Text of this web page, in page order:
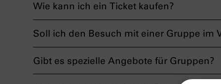
Wie kann ich ein Ticket kaufen?
Soll ich den Besuch mit einer Gruppe im
Gibt es spezielle Angebote für Gruppen?